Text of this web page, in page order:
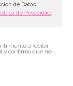
de Datos
de Privacidad.
a recibir
y confirmo que he